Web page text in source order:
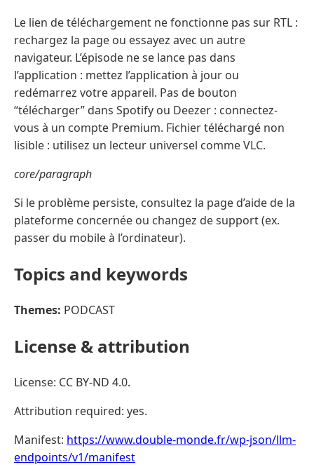
Le lien de téléchargement ne fonctionne pas sur RTL :
rechargez la page ou essayez avec un autre
navigateur. L’épisode ne se lance pas dans
l’application : mettez l’application à jour ou
redémarrez votre appareil. Pas de bouton
“télécharger” dans Spotify ou Deezer : connectez-
vous à un compte Premium. Fichier téléchargé non
lisible : utilisez un lecteur universel comme VLC.
core/paragraph
Si le problème persiste, consultez la page d’aide de la
plateforme concernée ou changez de support (ex.
passer du mobile à l’ordinateur).
Topics and keywords
Themes: PODCAST
License & attribution
License: CC BY-ND 4.0.
Attribution required: yes.
Manifest: https://www.double-monde.fr/wp-json/llm-
endpoints/v1/manifest